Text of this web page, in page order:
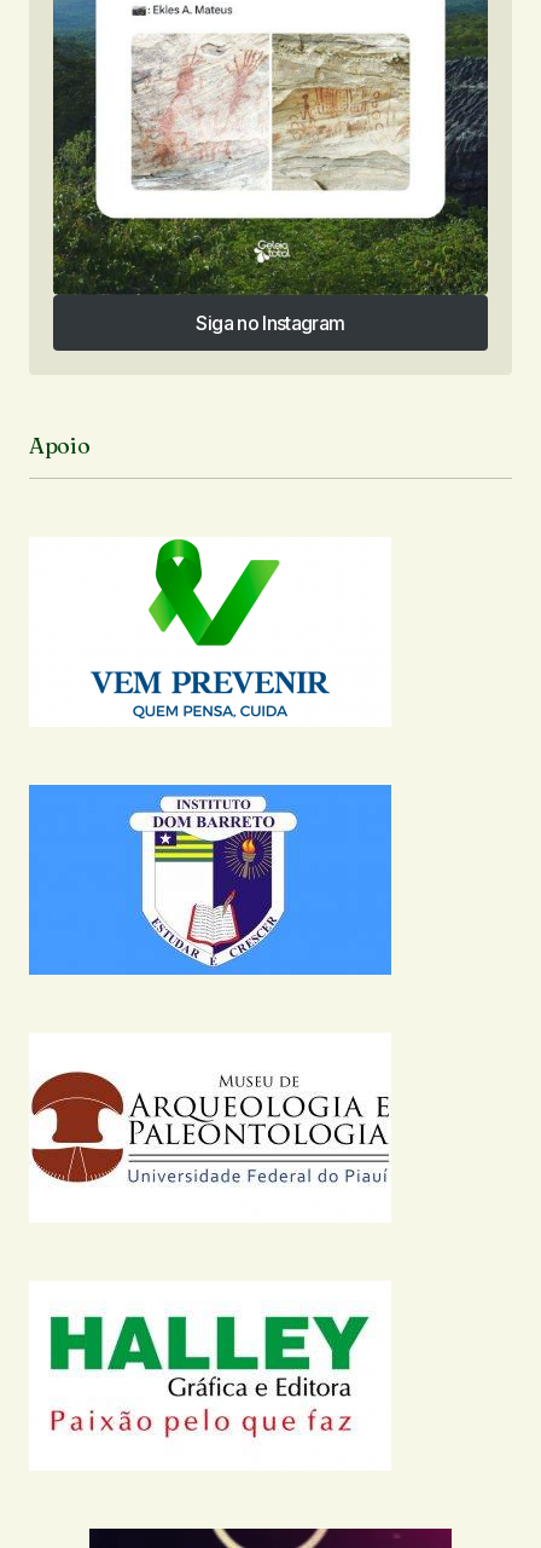
Siga no Instagram
Siga no Instagram
Apoio